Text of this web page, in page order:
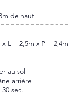
de haut
L = 2,5m x P = 2,4m
au sol
arrière
sec.